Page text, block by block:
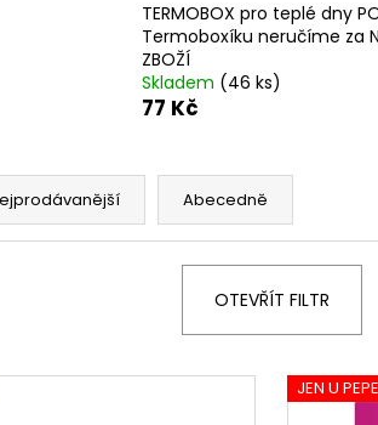
TERMOBOX pro teplé dny
Termoboxíku neručíme za
ZBOŽÍ
Skladem (46 ks)
77 Kč
Abecedně
OTEVŘÍT FILTR
JEN U
Doporučujeme
PRALINKY HOŘKÁ ČOKOLÁDA